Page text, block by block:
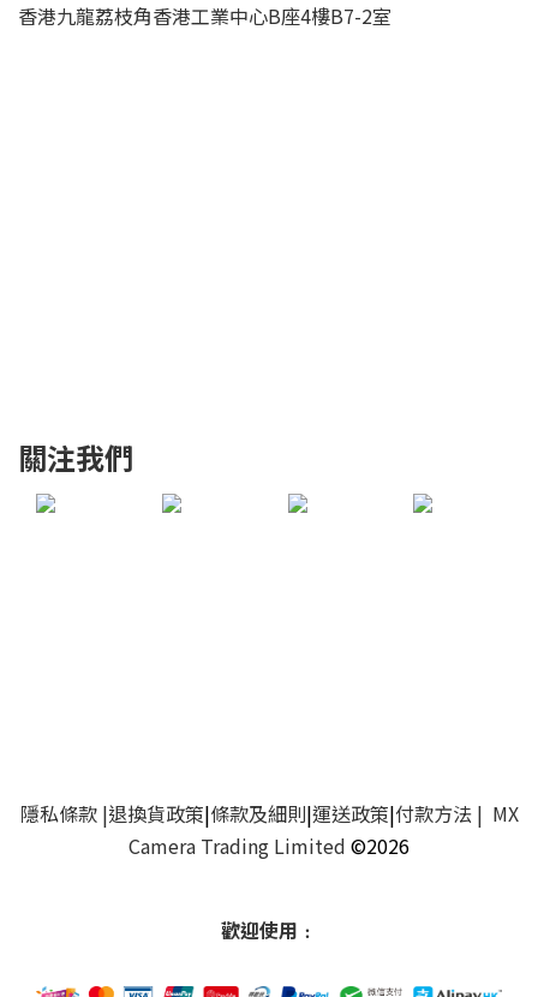
香港九龍荔枝角香港工業中心B座4樓B7-2室
關注我們
隱私條款|退換貨政策|條款及細則|運送政策|付款方法| MX
Camera Trading Limited ©2026
歡迎使用﹕